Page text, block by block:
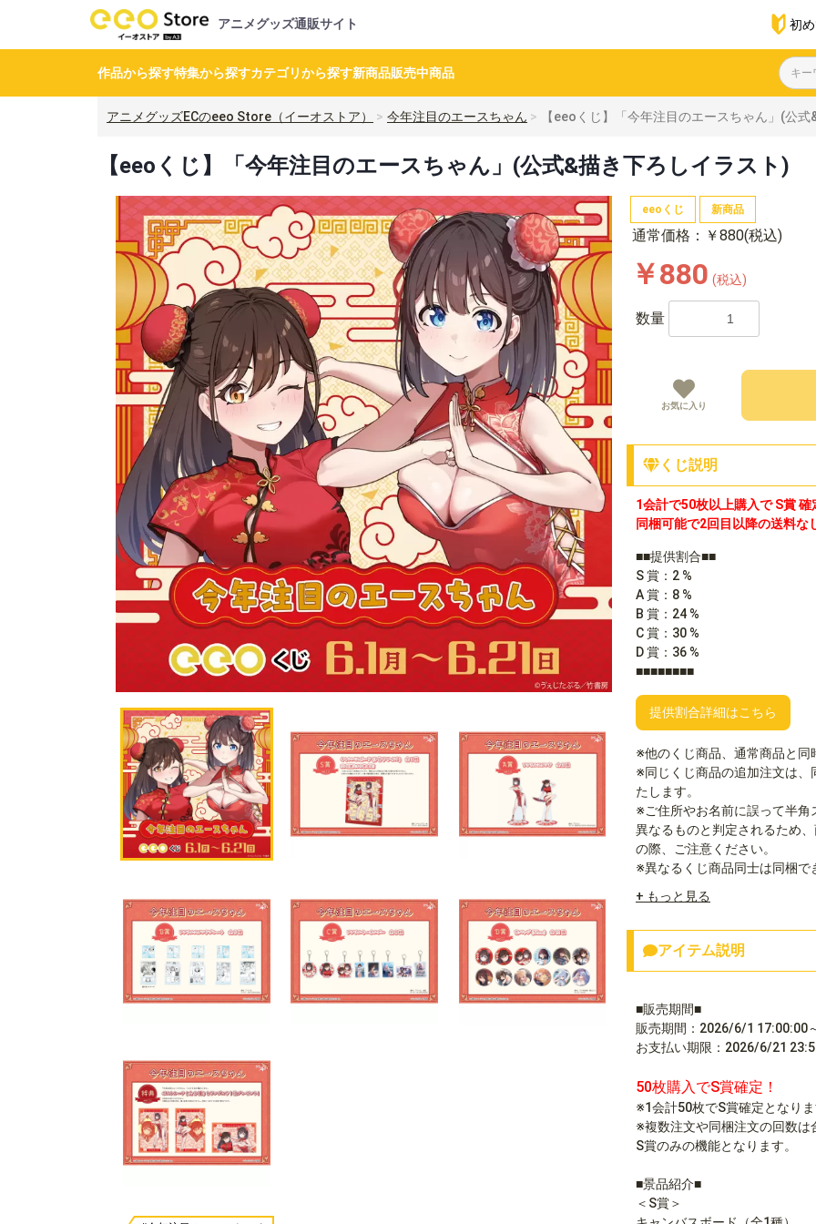
アニメグッズ通販サイト 初
作品から探す特集から探すカテゴリから探す新商品販売中商品
アニメグッズECのeeo Store（イーオストア） 今年注目のエースちゃん 【eeoくじ】「今年注目のエースちゃん」(公
【eeoくじ】「今年注目のエースちゃん」(公式&描き下ろしイラスト)
eeoくじ 新商品
通常価格：￥880(税込)
￥880 (税込)
お気に入り
数量
くじ説明
1会計で50枚以上購入で S賞 確
同梱可能で2回目以降の送料な
■■提供割合■■
S 賞：2 %
A 賞：8 %
B 賞：24 %
C 賞：30 %
D 賞：36 %
■■■■■■■■
提供割合詳細はこちら
※他のくじ商品、通常商品と同
※同じくじ商品の追加注文は
たします。
※ご住所やお名前に誤って半
異なるものと判定されるため
の際、ご注意ください。
※異なるくじ商品同士は同梱で
+ もっと見る
アイテム説明
■販売期間■
販売期間：2026/6/1 17:00:00
お支払い期限：2026/6/21
50枚購入でS賞確定！
※1会計50枚でS賞確定となり
※複数注文や同梱注文の回数は
S賞のみの機能となります。
■景品紹介■
＜S賞＞